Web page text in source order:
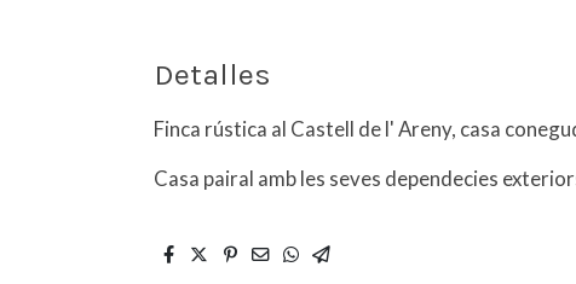
Detalles
Finca rústica al Castell de l' Areny, casa
Casa pairal amb les seves dependecies